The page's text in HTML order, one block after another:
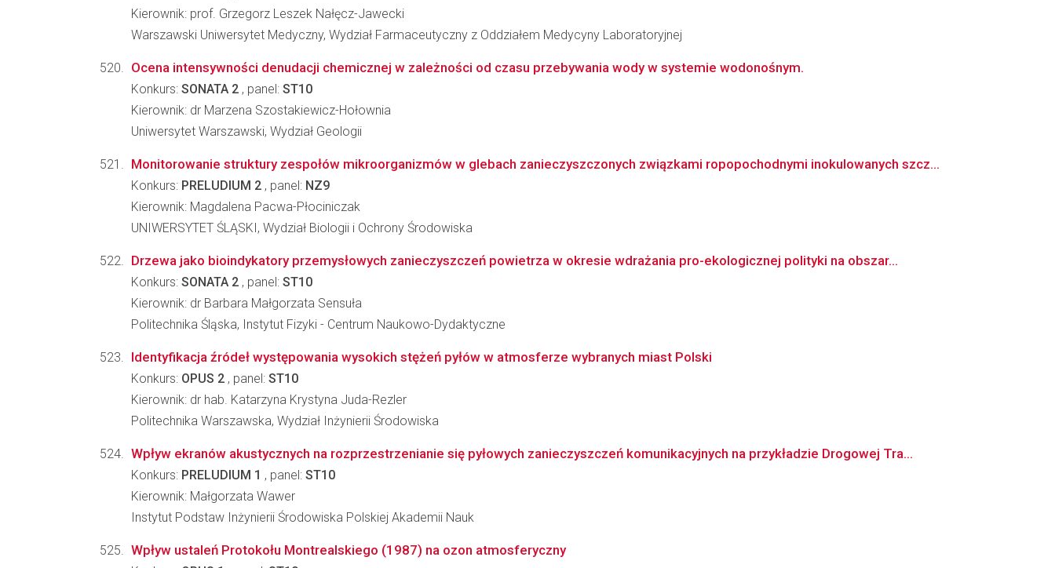
Kierownik: prof. Grzegorz Leszek Nałęcz-Jawecki
Warszawski Uniwersytet Medyczny, Wydział Farmaceutyczny z Oddziałem Medycyny Laboratoryjnej
Ocena intensywności denudacji chemicznej w zależności od czasu przebywania wody w systemie wodonośnym.
Konkurs: SONATA 2 , panel: ST10
Kierownik: dr Marzena Szostakiewicz-Hołownia
Uniwersytet Warszawski, Wydział Geologii
Monitorowanie struktury zespołów mikroorganizmów w glebach zanieczyszczonych związkami ropopochodnymi inokulowanych szcz...
Konkurs: PRELUDIUM 2 , panel: NZ9
Kierownik: Magdalena Pacwa-Płociniczak
UNIWERSYTET ŚLĄSKI, Wydział Biologii i Ochrony Środowiska
Drzewa jako bioindykatory przemysłowych zanieczyszczeń powietrza w okresie wdrażania pro-ekologicznej polityki na obszar...
Konkurs: SONATA 2 , panel: ST10
Kierownik: dr Barbara Małgorzata Sensuła
Politechnika Śląska, Instytut Fizyki - Centrum Naukowo-Dydaktyczne
Identyfikacja źródeł występowania wysokich stężeń pyłów w atmosferze wybranych miast Polski
Konkurs: OPUS 2 , panel: ST10
Kierownik: dr hab. Katarzyna Krystyna Juda-Rezler
Politechnika Warszawska, Wydział Inżynierii Środowiska
Wpływ ekranów akustycznych na rozprzestrzenianie się pyłowych zanieczyszczeń komunikacyjnych na przykładzie Drogowej Tra...
Konkurs: PRELUDIUM 1 , panel: ST10
Kierownik: Małgorzata Wawer
Instytut Podstaw Inżynierii Środowiska Polskiej Akademii Nauk
Wpływ ustaleń Protokołu Montrealskiego (1987) na ozon atmosferyczny